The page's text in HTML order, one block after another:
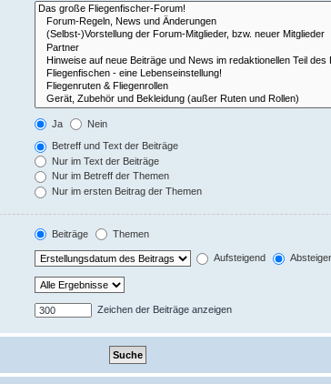
Ja Nein
Betreff und Text der Beiträge
Nur im Text der Beiträge
Nur im Betreff der Themen
Nur im ersten Beitrag der Themen
Beiträge Themen
Aufsteigend
Zeichen der Beiträge anzeigen